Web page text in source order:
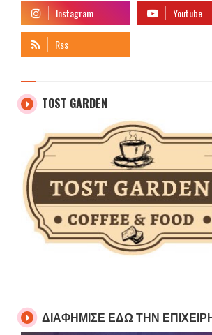
TOST GARDEN
ΔΙΑΦΗΜΙΣΕ ΕΔΩ ΤΗΝ